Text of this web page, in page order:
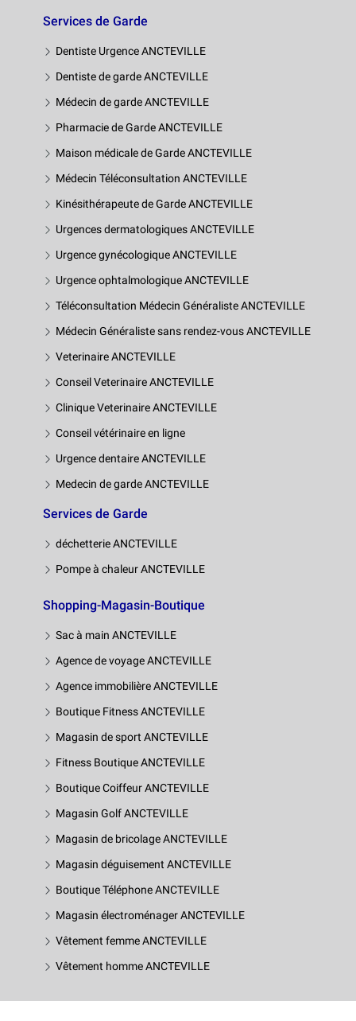
Services de Garde
Dentiste Urgence ANCTEVILLE
Dentiste de garde ANCTEVILLE
Médecin de garde ANCTEVILLE
Pharmacie de Garde ANCTEVILLE
Maison médicale de Garde ANCTEVILLE
Médecin Téléconsultation ANCTEVILLE
Kinésithérapeute de Garde ANCTEVILLE
Urgences dermatologiques ANCTEVILLE
Urgence gynécologique ANCTEVILLE
Urgence ophtalmologique ANCTEVILLE
Téléconsultation Médecin Généraliste ANCTEVILLE
Médecin Généraliste sans rendez-vous ANCTEVILLE
Veterinaire ANCTEVILLE
Conseil Veterinaire ANCTEVILLE
Clinique Veterinaire ANCTEVILLE
Conseil vétérinaire en ligne
Urgence dentaire ANCTEVILLE
Medecin de garde ANCTEVILLE
Services de Garde
déchetterie ANCTEVILLE
Pompe à chaleur ANCTEVILLE
Shopping-Magasin-Boutique
Sac à main ANCTEVILLE
Agence de voyage ANCTEVILLE
Agence immobilière ANCTEVILLE
Boutique Fitness ANCTEVILLE
Magasin de sport ANCTEVILLE
Fitness Boutique ANCTEVILLE
Boutique Coiffeur ANCTEVILLE
Magasin Golf ANCTEVILLE
Magasin de bricolage ANCTEVILLE
Magasin déguisement ANCTEVILLE
Boutique Téléphone ANCTEVILLE
Magasin électroménager ANCTEVILLE
Vêtement femme ANCTEVILLE
Vêtement homme ANCTEVILLE